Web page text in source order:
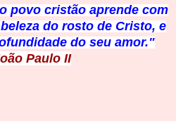
povo cristão aprende com
do rosto de Cristo, e
do seu amor."
Paulo II